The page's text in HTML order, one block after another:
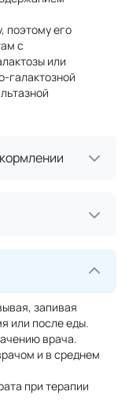
поэтому его
с
или
галактозной
запивая
или после еды.
врача.
и в среднем
при терапии